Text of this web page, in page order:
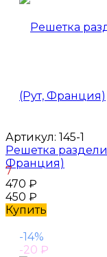
Артикул: 145-1
Решетка
Франция)
7
470 ₽
450 ₽
Купить
-14%
-20 ₽